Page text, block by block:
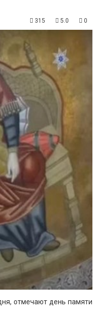
315 5.0 0
отмечают день памяти